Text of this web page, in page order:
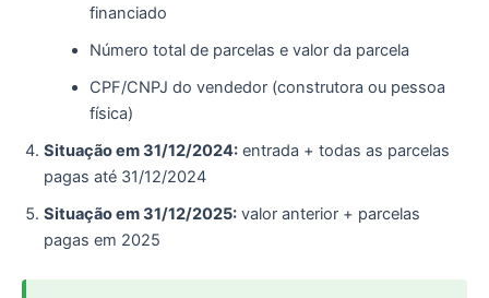
financiado
Número total de parcelas e valor da parcela
CPF/CNPJ do vendedor (construtora ou pessoa
física)
Situação em 31/12/2024: entrada + todas as parcelas
pagas até 31/12/2024
Situação em 31/12/2025: valor anterior + parcelas
pagas em 2025